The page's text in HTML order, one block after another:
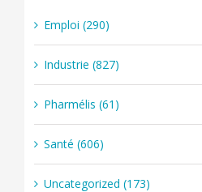
Emploi (290)
Industrie (827)
Pharmélis (61)
Santé (606)
Uncategorized (173)